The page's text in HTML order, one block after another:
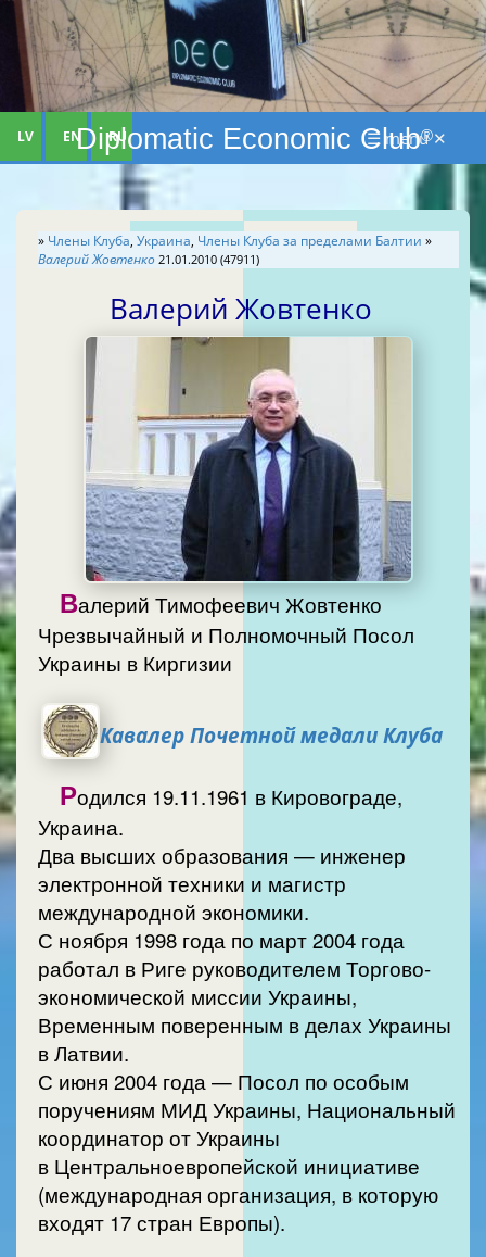
Diplomatic Economic Club®
LV EN RU ☰ menu ✕
» Члены Клуба, Украина, Члены Клуба за пределами Балтии »
Валерий Жовтенко 21.01.2010 (47911)
Валерий Жовтенко
Валерий Тимофеевич Жовтенко
Чрезвычайный и Полномочный Посол
Украины в Киргизии
Кавалер Почетной медали Клуба
Родился 19.11.1961 в Кировограде,
Украина.
Два высших образования — инженер
электронной техники и магистр
международной экономики.
С ноября 1998 года по март 2004 года
работал в Риге руководителем Торгово-
экономической миссии Украины,
Временным поверенным в делах Украины
в Латвии.
С июня 2004 года — Посол по особым
поручениям МИД Украины, Национальный
координатор от Украины
в Центральноевропейской инициативе
(международная организация, в которую
входят 17 стран Европы).